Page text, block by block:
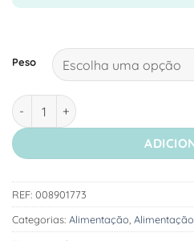
Peso
Quantidade de Advance Cão
REF: 008901773
Categorias: Alimentação,